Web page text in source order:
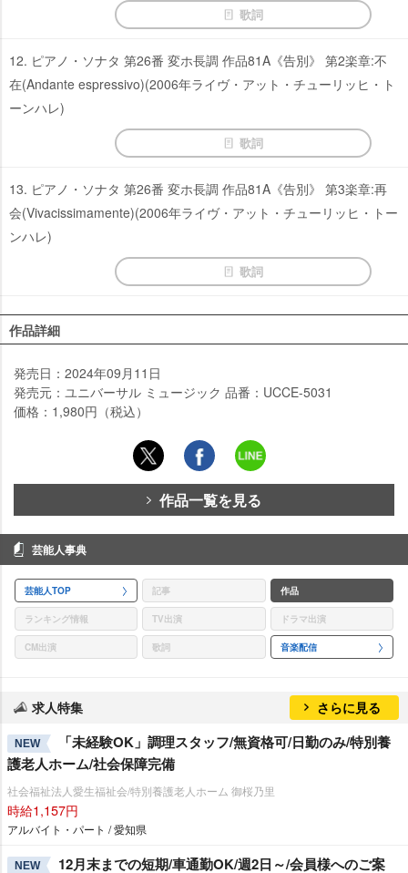
歌詞
12. ピアノ・ソナタ 第26番 変ホ長調 作品81A《告別》 第2楽章:不
在(Andante espressivo)(2006年ライヴ・アット・チューリッヒ・ト
ーンハレ)
歌詞
13. ピアノ・ソナタ 第26番 変ホ長調 作品81A《告別》 第3楽章:再
会(Vivacissimamente)(2006年ライヴ・アット・チューリッヒ・トー
ンハレ)
歌詞
作品詳細
発売日：2024年09月11日
発売元：ユニバーサル ミュージック 品番：UCCE-5031
価格：1,980円（税込）
作品一覧を見る
芸能人事典
芸能人TOP 記事 作品
ランキング情報 TV出演 ドラマ出演
CM出演 歌詞 音楽配信
求人特集 さらに見る
NEW
「未経験OK」調理スタッフ/無資格可/日勤のみ/特別養
護老人ホーム/社会保障完備
社会福祉法人愛生福祉会/特別養護老人ホーム 御桜乃里
時給1,157円
アルバイト・パート / 愛知県
NEW 12月末までの短期/車通勤OK/週2日～/会員様へのご案